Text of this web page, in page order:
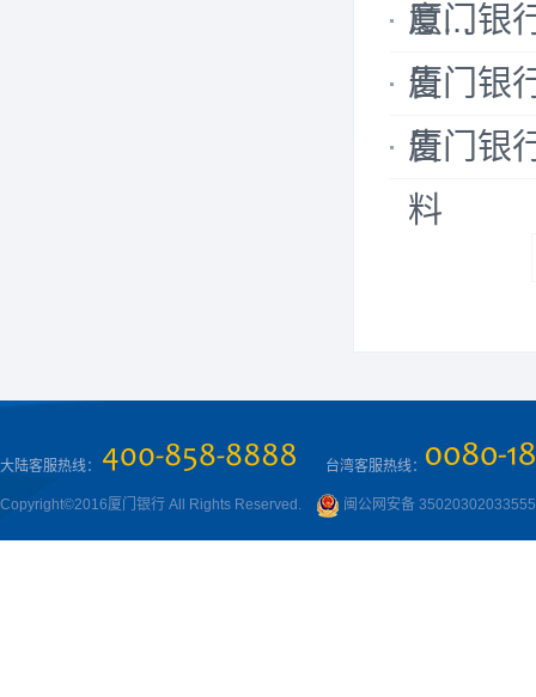
意...
厦门银
告
厦门银
告
厦门银
料
大陆客服热线： 台湾客服热线：
Copyright©2016厦门银行 All Rights Reserved. 闽公网安备